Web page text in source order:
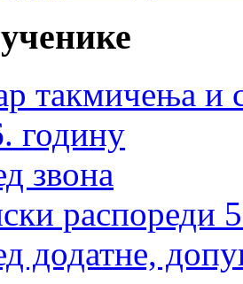
такмичења
годину
звона
распореди
додатне,